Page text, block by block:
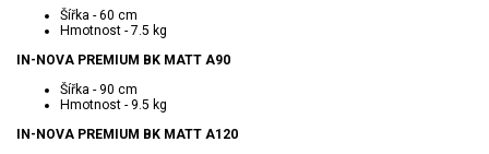
Šířka - 60 cm
Hmotnost - 7.5 kg
IN-NOVA PREMIUM BK MATT A90
Šířka - 90 cm
Hmotnost - 9.5 kg
IN-NOVA PREMIUM BK MATT A120